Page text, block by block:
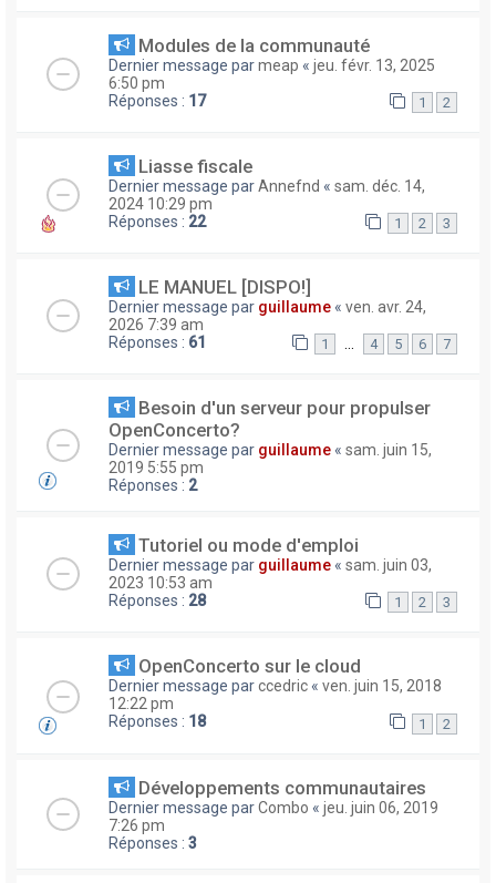
Modules de la communauté
Dernier message parmeap « jeu. févr. 13, 2025
6:50 pm
Réponses : 17 1 2
Liasse fiscale
Dernier message parAnnefnd « sam. déc. 14,
2024 10:29 pm
Réponses : 22 1 2 3
LE MANUEL [DISPO!]
Dernier message par guillaume « ven. avr. 24,
2026 7:39 am
Réponses : 61 1 … 4 5 6 7
Besoin d'un serveur pour propulser
OpenConcerto?
Dernier message par guillaume « sam. juin 15,
2019 5:55 pm
Réponses : 2
Tutoriel ou mode d'emploi
Dernier message par guillaume « sam. juin 03,
2023 10:53 am
Réponses : 28 1 2 3
OpenConcerto sur le cloud
Dernier message parccedric « ven. juin 15, 2018
12:22 pm
Réponses : 18 1 2
Développements communautaires
Dernier message parCombo « jeu. juin 06, 2019
7:26 pm
Réponses : 3